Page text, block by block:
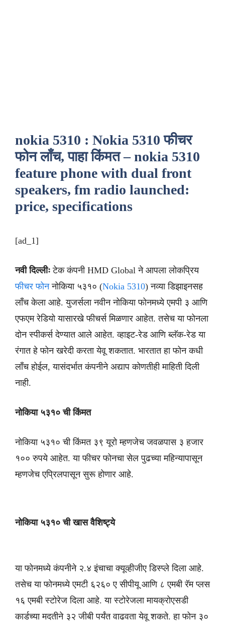
nokia 5310 : Nokia 5310 फीचर
फोन लाँच, पाहा किंमत – nokia 5310
feature phone with dual front
speakers, fm radio launched:
price, specifications
[ad_1]
नवी दिल्लीःटेक कंपनी HMD Global ने आपला लोकप्रिय
फीचर फोननोकिया ५३१० (Nokia 5310) नव्या डिझाइनसह
लाँच केला आहे. युजर्सला नवीन नोकिया फोनमध्ये एमपी ३ आणि
एफएम रेडियो यासारखे फीचर्स मिळणार आहेत. तसेच या फोनला
दोन स्पीकर्स देण्यात आले आहेत. व्हाइट-रेड आणि ब्लॅक-रेड या
रंगात हे फोन खरेदी करता येवू शकतात. भारतात हा फोन कधी
लाँच होईल, यासंदर्भात कंपनीने अद्याप कोणतीही माहिती दिली
नाही.
नोकिया ५३१० ची किंमत
नोकिया ५३१० ची किंमत ३९ यूरो म्हणजेच जवळपास ३ हजार
१०० रुपये आहेत. या फीचर फोनचा सेल पुढच्या महिन्यापासून
म्हणजेच एप्रिलपासून सुरू होणार आहे.
नोकिया ५३१० ची खास वैशिष्ट्ये
या फोनमध्ये कंपनीने २.४ इंचाचा क्यूव्हीजीए डिस्प्ले दिला आहे.
तसेच या फोनमध्ये एमटी ६२६० ए सीपीयू आणि ८ एमबी रॅम प्लस
१६ एमबी स्टोरेज दिला आहे. या स्टोरेजला मायक्रोएसडी
कार्डच्या मदतीने ३२ जीबी पर्यंत वाढवता येवू शकते. हा फोन ३०